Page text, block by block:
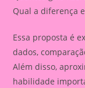
Qual a diferença
Essa proposta é
dados,
Além disso,
habilidade